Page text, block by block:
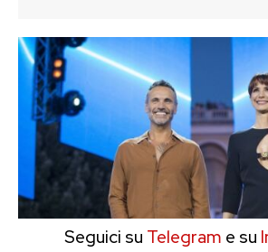
Seguici su Telegram e su